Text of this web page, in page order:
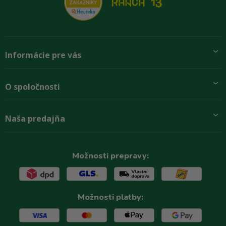
Informácie pre vás
Preprava a platba
Rady zákazníkom
O spoločnosti
O firme
Naša predajňa
Možnosti prepravy:
Možnosti platby: